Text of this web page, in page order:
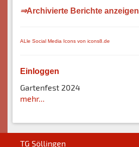
⇒Archivierte Berichte anzeigen
ALle Social Media Icons von icons8.de
Einloggen
Gartenfest 2024
mehr...
TG Söllingen